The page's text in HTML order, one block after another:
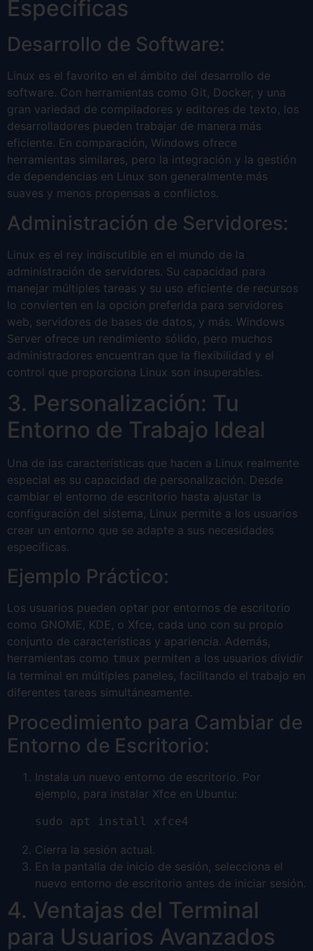
Específicas
Desarrollo de Software:
Linux es el favorito en el ámbito del desarrollo de
software. Con herramientas como Git, Docker, y una
gran variedad de compiladores y editores de texto, los
desarrolladores pueden trabajar de manera más
eficiente. En comparación, Windows ofrece
herramientas similares, pero la integración y la gestión
de dependencias en Linux son generalmente más
suaves y menos propensas a conflictos.
Administración de Servidores:
Linux es el rey indiscutible en el mundo de la
administración de servidores. Su capacidad para
manejar múltiples tareas y su uso eficiente de recursos
lo convierten en la opción preferida para servidores
web, servidores de bases de datos, y más. Windows
Server ofrece un rendimiento sólido, pero muchos
administradores encuentran que la flexibilidad y el
control que proporciona Linux son insuperables.
3. Personalización: Tu
Entorno de Trabajo Ideal
Una de las características que hacen a Linux realmente
especial es su capacidad de personalización. Desde
cambiar el entorno de escritorio hasta ajustar la
configuración del sistema, Linux permite a los usuarios
crear un entorno que se adapte a sus necesidades
específicas.
Ejemplo Práctico:
Los usuarios pueden optar por entornos de escritorio
como GNOME, KDE, o Xfce, cada uno con su propio
conjunto de características y apariencia. Además,
herramientas como tmux permiten a los usuarios dividir
la terminal en múltiples paneles, facilitando el trabajo en
diferentes tareas simultáneamente.
Procedimiento para Cambiar de
Entorno de Escritorio:
Instala un nuevo entorno de escritorio. Por
ejemplo, para instalar Xfce en Ubuntu:
sudo apt install xfce4
Cierra la sesión actual.
En la pantalla de inicio de sesión, selecciona el
nuevo entorno de escritorio antes de iniciar sesión.
4. Ventajas del Terminal
para Usuarios Avanzados